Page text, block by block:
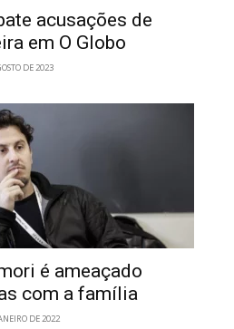
acusações de
em O Globo
DE 2023
é ameaçado
com a família
DE 2022